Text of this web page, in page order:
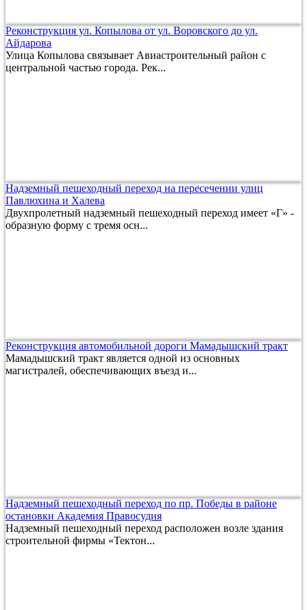
Реконструкция ул. Копылова от ул. Воровского до ул.
Айдарова
Улица Копылова связывает Авиастроительный район с
центральной частью города. Рек...
Надземный пешеходный переход на пересечении улиц
Павлюхина и Халева
Двухпролетный надземный пешеходный переход имеет «Г» -
образную форму с тремя осн...
Реконструкция автомобильной дороги Мамадышский тракт
Мамадышский тракт является одной из основных
магистралей, обеспечивающих въезд и...
Надземный пешеходный переход по пр. Победы в районе
остановки Академия Правосудия
Надземный пешеходный переход расположен возле здания
строительной фирмы «Тектон...